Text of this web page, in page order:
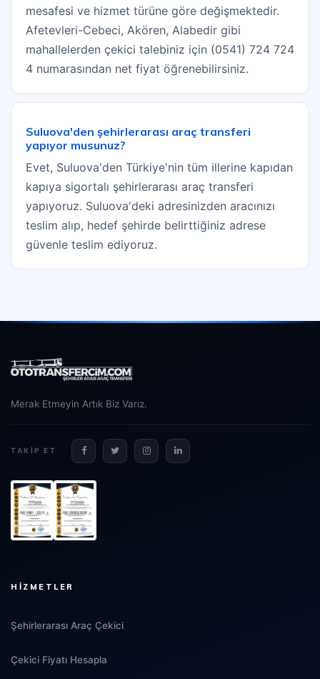
mesafesi ve hizmet türüne göre değişmektedir.
Afetevleri-Cebeci, Akören, Alabedir gibi
mahallelerden çekici talebiniz için (0541) 724 724
4 numarasından net fiyat öğrenebilirsiniz.
Suluova'den şehirlerarası araç transferi
yapıyor musunuz?
Evet, Suluova'den Türkiye'nin tüm illerine kapıdan
kapıya sigortalı şehirlerarası araç transferi
yapıyoruz. Suluova'deki adresinizden aracınızı
teslim alıp, hedef şehirde belirttiğiniz adrese
güvenle teslim ediyoruz.
Merak Etmeyin Artık Biz Varız.
TAKIP ET
HIZMETLER
Şehirlerarası Araç Çekici
Çekici Fiyatı Hesapla